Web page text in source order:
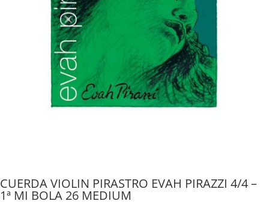
CUERDA VIOLIN PIRASTRO EVAH PIRAZZI 4/4 –
1ª MI BOLA 26 MEDIUM